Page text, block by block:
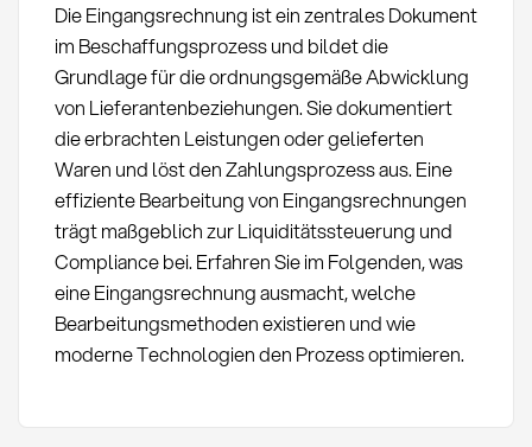
Die Eingangsrechnung ist ein zentrales Dokument
im Beschaffungsprozess und bildet die
Grundlage für die ordnungsgemäße Abwicklung
von Lieferantenbeziehungen. Sie dokumentiert
die erbrachten Leistungen oder gelieferten
Waren und löst den Zahlungsprozess aus. Eine
effiziente Bearbeitung von Eingangsrechnungen
trägt maßgeblich zur Liquiditätssteuerung und
Compliance bei. Erfahren Sie im Folgenden, was
eine Eingangsrechnung ausmacht, welche
Bearbeitungsmethoden existieren und wie
moderne Technologien den Prozess optimieren.